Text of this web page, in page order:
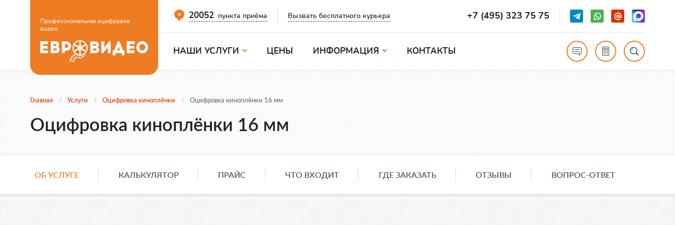
Профессиональная оцифровка
видео
20052 пункта приёма Вызвать бесплатного курьера +7 (495) 323 75 75
НАШИ УСЛУГИ ЦЕНЫ ИНФОРМАЦИЯ КОНТАКТЫ
Главная Услуги Оцифровка киноплёнки Оцифровка киноплёнки 16 мм
Оцифровка киноплёнки 16 мм
ОБ УСЛУГЕ КАЛЬКУЛЯТОР ПРАЙС ЧТО ВХОДИТ ГДЕ ЗАКАЗАТЬ ОТЗЫВЫ ВОПРОС-ОТВЕТ